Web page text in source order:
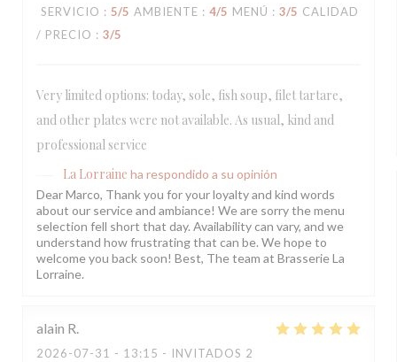
SERVICIO : 5/5 AMBIENTE : 4/5 MENÚ : 3/5 CALIDAD
/ PRECIO : 3/5
Very limited options: today, sole, fish soup, filet tartare,
and other plates were not available. As usual, kind and
professional service
La Lorraine ha respondido a su opinión
Dear Marco, Thank you for your loyalty and kind words
about our service and ambiance! We are sorry the menu
selection fell short that day. Availability can vary, and we
understand how frustrating that can be. We hope to
welcome you back soon! Best, The team at Brasserie La
Lorraine.
alain R
2026-07-31 - 13:15 - INVITADOS 2